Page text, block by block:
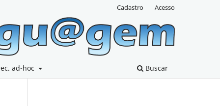
ad-hoc Buscar
Cadastro Acesso